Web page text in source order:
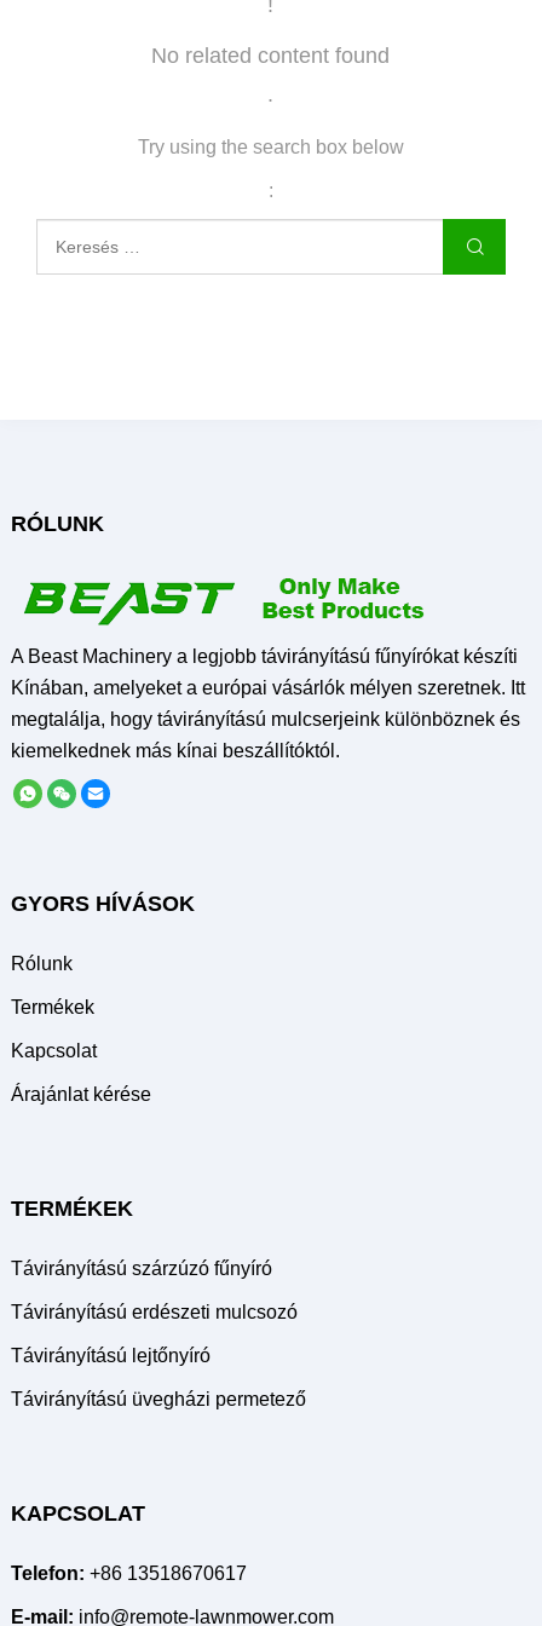
No related content found
.
Try using the search box below
:
RÓLUNK
A Beast Machinery a legjobb távirányítású fűnyírókat készíti
Kínában, amelyeket a európai vásárlók mélyen szeretnek. Itt
megtalálja, hogy távirányítású mulcserjeink különböznek és
kiemelkednek más kínai beszállítóktól.
GYORS HÍVÁSOK
Rólunk
Termékek
Kapcsolat
Árajánlat kérése
TERMÉKEK
Távirányítású szárzúzó fűnyíró
Távirányítású erdészeti mulcsozó
Távirányítású lejtőnyíró
Távirányítású üvegházi permetező
KAPCSOLAT
Telefon: +86 13518670617
E-mail: info@remote-lawnmower.com